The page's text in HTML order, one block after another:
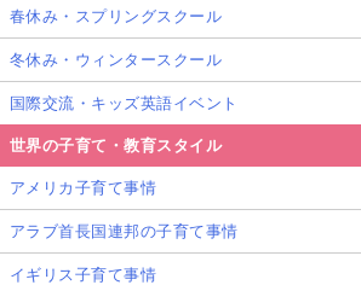
ワシントンD.C.
2014年よりワシントンD.C.在住。渡米するま
クターとして、教育・教養分野の番組を制作
い退職、”世界の子育てを取材するジャーナリ
文学、モネ、尾形光琳、冬のドイツをこよな
記事一覧
春休み・スプリングスクール
冬休み・ウィンタースクール
国際交流・キッズ英語イベント
世界の子育て・教育スタイル
アメリカ子育て事情
アラブ首長国連邦の子育て事情
イギリス子育て事情